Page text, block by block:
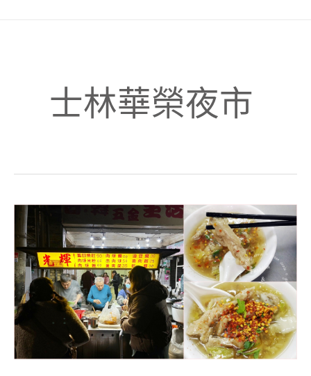
士林華榮夜市
士
林
華
榮
市
場：
排
隊
美
「光
羹」，